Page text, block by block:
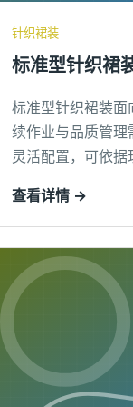
针织裙装
标准型针织裙
标准型针织裙装面
续作业与品质管理
灵活配置，可依据
查看详情 →